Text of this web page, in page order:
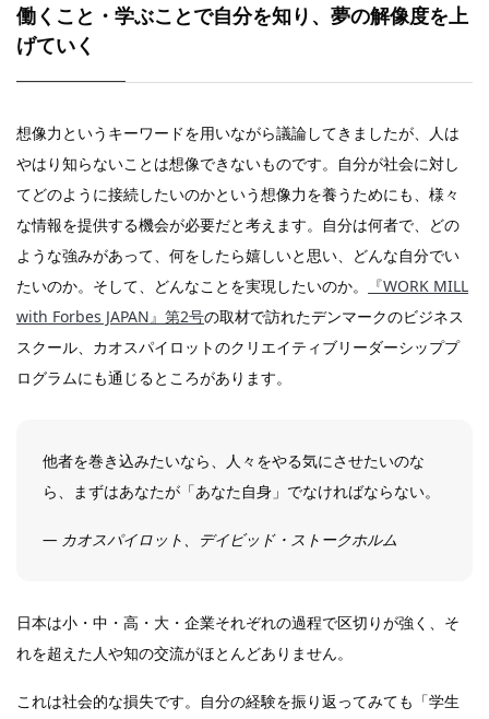
働くこと・学ぶことで自分を知り、夢の解像度を上
げていく
想像力というキーワードを用いながら議論してきましたが、人は
やはり知らないことは想像できないものです。自分が社会に対し
てどのように接続したいのかという想像力を養うためにも、様々
な情報を提供する機会が必要だと考えます。自分は何者で、どの
ような強みがあって、何をしたら嬉しいと思い、どんな自分でい
たいのか。そして、どんなことを実現したいのか。
『WORK MILL
with Forbes JAPAN』第2号の取材で訪れたデンマークのビジネス
スクール、カオスパイロットのクリエイティブリーダーシッププ
ログラムにも通じるところがあります。
他者を巻き込みたいなら、人々をやる気にさせたいのな
ら、まずはあなたが「あなた自身」でなければならない。
― カオスパイロット、デイビッド・ストークホルム
日本は小・中・高・大・企業それぞれの過程で区切りが強く、そ
れを超えた人や知の交流がほとんどありません。
これは社会的な損失です。自分の経験を振り返ってみても「学生